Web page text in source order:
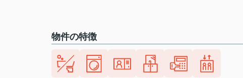
物件の特徴